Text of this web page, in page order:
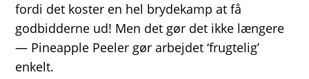
fordi det koster en hel brydekamp at få
godbidderne ud! Men det gør det ikke længere
— Pineapple Peeler gør arbejdet ‘frugtelig’
enkelt.